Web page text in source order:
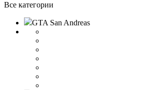
Все категории
GTA San Andreas